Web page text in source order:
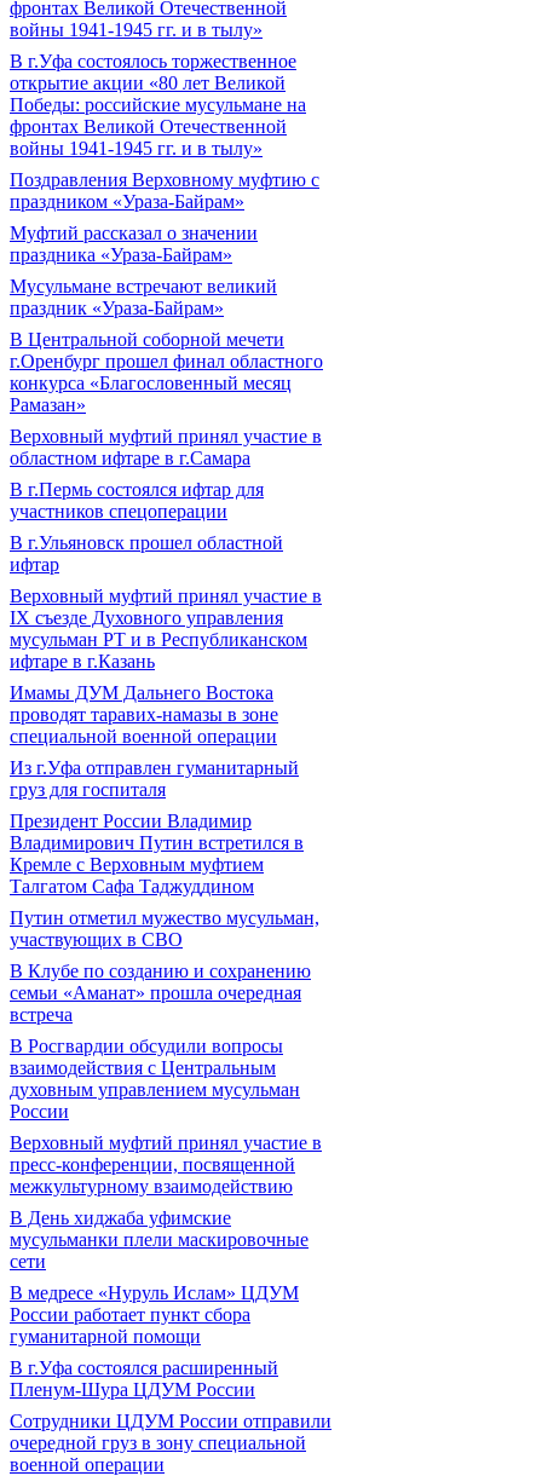
фронтах Великой Отечественной
войны 1941-1945 гг. и в тылу»
В г.Уфа состоялось торжественное
открытие акции «80 лет Великой
Победы: российские мусульмане на
фронтах Великой Отечественной
войны 1941-1945 гг. и в тылу»
Поздравления Верховному муфтию с
праздником «Ураза-Байрам»
Муфтий рассказал о значении
праздника «Ураза-Байрам»
Мусульмане встречают великий
праздник «Ураза-Байрам»
В Центральной соборной мечети
г.Оренбург прошел финал областного
конкурса «Благословенный месяц
Рамазан»
Верховный муфтий принял участие в
областном ифтаре в г.Самара
В г.Пермь состоялся ифтар для
участников спецоперации
В г.Ульяновск прошел областной
ифтар
Верховный муфтий принял участие в
IХ съезде Духовного управления
мусульман РТ и в Республиканском
ифтаре в г.Казань
Имамы ДУМ Дальнего Востока
проводят таравих-намазы в зоне
специальной военной операции
Из г.Уфа отправлен гуманитарный
груз для госпиталя
Президент России Владимир
Владимирович Путин встретился в
Кремле с Верховным муфтием
Талгатом Сафа Таджуддином
Путин отметил мужество мусульман,
участвующих в СВО
В Клубе по созданию и сохранению
семьи «Аманат» прошла очередная
встреча
В Росгвардии обсудили вопросы
взаимодействия с Центральным
духовным управлением мусульман
России
Верховный муфтий принял участие в
пресс-конференции, посвященной
межкультурному взаимодействию
В День хиджаба уфимские
мусульманки плели маскировочные
сети
В медресе «Нуруль Ислам» ЦДУМ
России работает пункт сбора
гуманитарной помощи
В г.Уфа состоялся расширенный
Пленум-Шура ЦДУМ России
Сотрудники ЦДУМ России отправили
очередной груз в зону специальной
военной операции